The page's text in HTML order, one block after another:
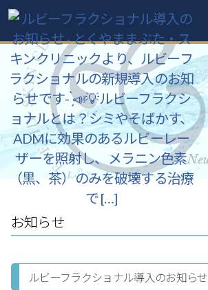
と
く
や
ま
ま
ぶ
た・
ス
キ
ク
リ
ニ
お知らせ
ルビーフラクショナル導入のお知らせ